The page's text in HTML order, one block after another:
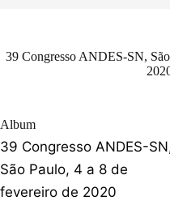
39 Congresso ANDES-SN,
Album
39 Congresso ANDES-
São Paulo, 4 a 8 de
fevereiro de 2020